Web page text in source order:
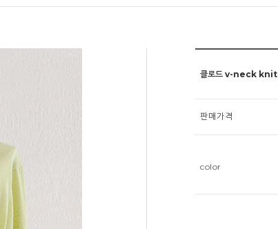
클로드 v-neck knit
판매가격
color